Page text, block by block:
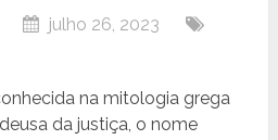
julho 26, 2023
na mitologia grega
da justiça, o nome